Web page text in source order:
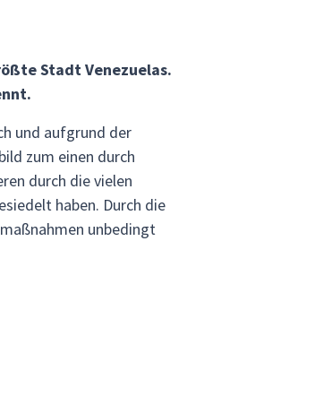
Stadt Venezuelas.
und aufgrund der
zum einen durch
durch die vielen
haben. Durch die
unbedingt